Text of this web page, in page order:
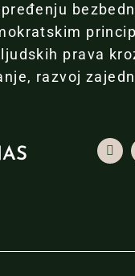
prava
razvoj